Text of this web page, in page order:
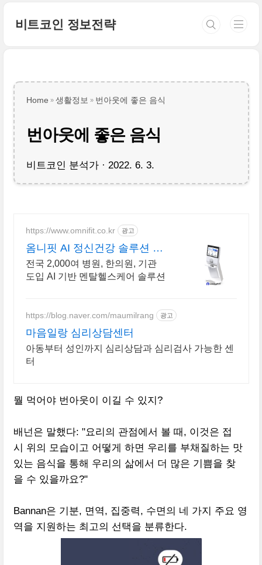
비트코인 정보전략
Home 생활정보 번아웃에 좋은 음식
번아웃에 좋은 음식
비트코인 분석가 2022. 6. 3.
https://www.omnifit.co.kr 광고
옴니핏 AI 정신건강 솔루션 옴
니핏 마인드케어
전국 2,000여 병원, 한의원, 기관
도입 AI 기반 멘탈헬스케어 솔루션
https://blog.naver.com/maumilrang 광고
마음일랑 심리상담센터
아동부터 성인까지 심리상담과 심리검사 가능한 센
터
뭘 먹어야 번아웃이 이길 수 있지?
배넌은 말했다: "요리의 관점에서 볼 때, 이것은 접
시 위의 모습이고 어떻게 하면 우리를 부채질하는 맛
있는 음식을 통해 우리의 삶에서 더 많은 기쁨을 찾
을 수 있을까요?"
Bannan은 기분, 면역, 집중력, 수면의 네 가지 주요 영
역을 지원하는 최고의 선택을 분류한다.